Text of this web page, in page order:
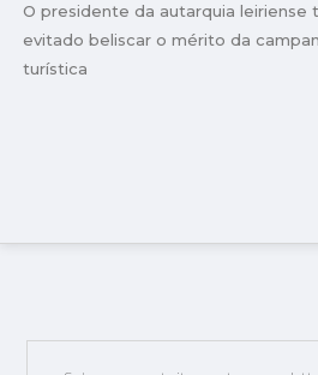
O presidente da autarquia leiriense
evitado beliscar o mérito da
turística